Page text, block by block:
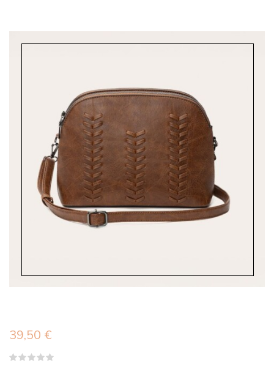
39,50 €